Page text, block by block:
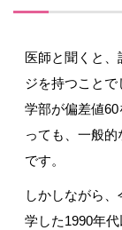
医師と聞くと
ジを持つこと
学部が偏差値60
っても、一般
です。
しかしながら、
学した1990年代